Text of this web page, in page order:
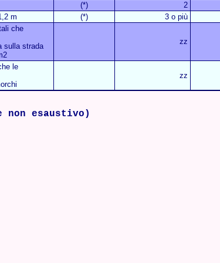
(*) 2
m (*) 3 o più
che
sulla strada
zz
le
zz
esaustivo)